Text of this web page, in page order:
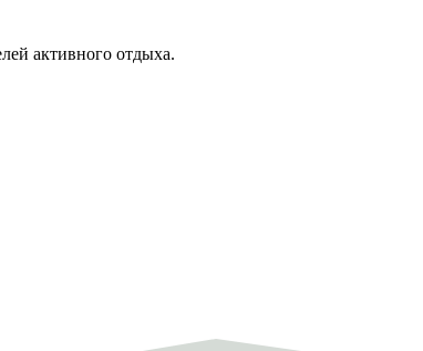
активного отдыха.